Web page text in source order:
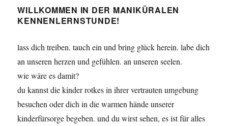
WILLKOMMEN IN DER MANIKÜRALEN
KENNENLERNSTUNDE!
lass dich treiben. tauch ein und bring glück herein. labe dich
an unseren herzen und gefühlen. an unseren seelen.
wie wäre es damit?
du kannst die kinder rotkes in ihrer vertrauten umgebung
besuchen oder dich in die warmen hände unserer
kinderfürsorge begeben. und du wirst sehen, es ist für alles